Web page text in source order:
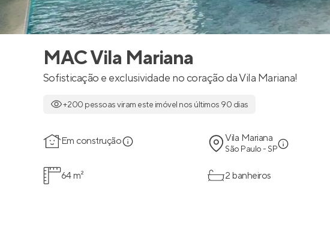
MAC Vila Mariana
Sofisticação e exclusividade no coração da Vila Mariana!
+200 pessoas viram este imóvel nos últimos 90 dias
Em construção Vila Mariana
São Paulo - SP
64 m² 2 banheiros